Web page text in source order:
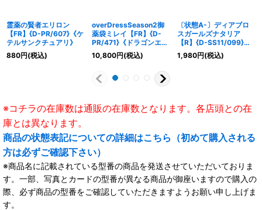
霊薬の賢者エリロン
【FR】{D-PR/607}《ケ
テルサンクチュアリ》
880円(税込)
overDressSeason2御
薬袋ミレイ【FR】{D-
PR/471}《ドラゴンエン
パイア》
10,800円(税込)
〔状態A-〕ディアブロ
スガールズナタリア
【R】{D-SS11/099}
《ダークステイツ》
1,980円(税込)
※コチラの在庫数は通販の在庫数となります。各店頭との在
庫とは異なります。
商品の状態表記についての詳細はこちら（初めて購入される
方は必ずご確認下さい）
※商品名に記載されている型番の商品を発送させていただいておりま
す。一部、写真とカードの型番が異なる商品が御座いますので購入の
際、必ず商品の型番をご確認していただきますようお願い申し上げま
す。